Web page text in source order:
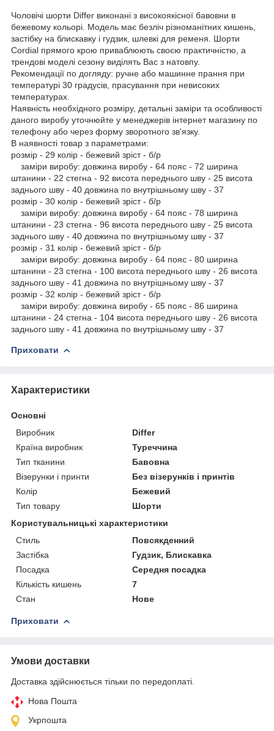
Чоловічі шорти Differ виконані з високоякісної бавовни в
бежевому кольорі. Модель має безліч різноманітних кишень,
застібку на блискавку і гудзик, шлевкі для ременя. Шорти
Cordial прямого крою приваблюють своєю практичністю, а
трендові моделі сезону виділять Вас з натовпу.
Рекомендації по догляду: ручне або машинне прання при
температурі 30 градусів, прасування при невисоких
температурах.
Наявність необхідного розміру, детальні заміри та особливості
даного виробу уточнюйте у менеджерів інтернет магазину по
телефону або через форму зворотного зв'язку.
В наявності товар з параметрами:
розмір - 29 колір - бежевий зріст - б/р
заміри виробу: довжина виробу - 64 пояс - 72 ширина
штанини - 22 стегна - 92 висота переднього шву - 25 висота
заднього шву - 40 довжина по внутрішньому шву - 37
розмір - 30 колір - бежевий зріст - б/р
заміри виробу: довжина виробу - 64 пояс - 78 ширина
штанини - 23 стегна - 96 висота переднього шву - 25 висота
заднього шву - 40 довжина по внутрішньому шву - 37
розмір - 31 колір - бежевий зріст - б/р
заміри виробу: довжина виробу - 64 пояс - 80 ширина
штанини - 23 стегна - 100 висота переднього шву - 26 висота
заднього шву - 41 довжина по внутрішньому шву - 37
розмір - 32 колір - бежевий зріст - б/р
заміри виробу: довжина виробу - 65 пояс - 86 ширина
штанини - 24 стегна - 104 висота переднього шву - 26 висота
заднього шву - 41 довжина по внутрішньому шву - 37
Приховати
Характеристики
Основні
Виробник
Differ
Країна виробник
Туреччина
Тип тканини
Бавовна
Візерунки і принти
Без візерунків і принтів
Колір
Бежевий
Тип товару
Шорти
Користувальницькі характеристики
Стиль
Повсякденний
Застібка
Гудзик, Блискавка
Посадка
Середня посадка
Кількість кишень
7
Стан
Нове
Приховати
Умови доставки
Доставка здійснюється тільки по передоплаті.
Нова Пошта
Укрпошта